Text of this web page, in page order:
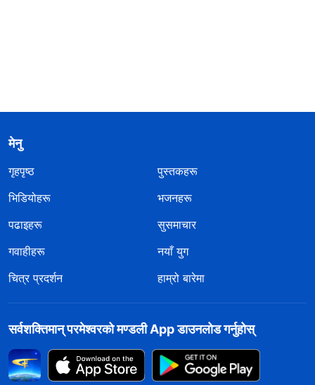
मेनु
गृहपृष्ठ
पुस्तकहरू
भिडियोहरू
भजनहरू
पढाइहरू
सुसमाचार
गवाहीहरू
नयाँ युग
चित्र प्रदर्शन
हाम्रो बारेमा
सर्वशक्तिमान्‌ परमेश्‍वरको मण्डली App डाउनलोड गर्नुहोस्